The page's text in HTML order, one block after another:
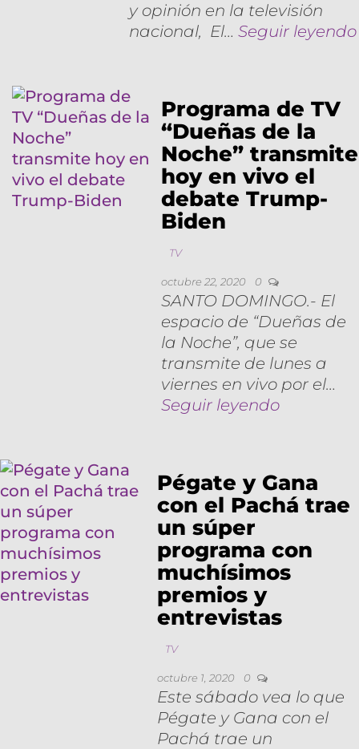
y opinión en la televisión
nacional, El…Seguir leyendo
Programa de TV
“Dueñas de la
Noche” transmite
hoy en vivo el
debate Trump-
Biden
TV
octubre 22, 2020 0
SANTO DOMINGO.- El
espacio de “Dueñas de
la Noche”, que se
transmite de lunes a
viernes en vivo por el…
Seguir leyendo
Pégate y Gana
con el Pachá trae
un súper
programa con
muchísimos
premios y
entrevistas
TV
octubre 1, 2020 0
Este sábado vea lo que
Pégate y Gana con el
Pachá trae un